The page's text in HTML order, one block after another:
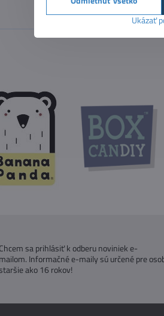
Chcem sa prihlásiť k odberu noviniek e-
mailom. Informačné e-maily sú určené pre
ako 16 rokov!
Ukázať